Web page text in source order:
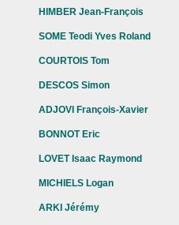
HIMBER Jean-François
SOME Teodi Yves Roland
COURTOIS Tom
DESCOS Simon
ADJOVI François-Xavier
BONNOT Eric
LOVET Isaac Raymond
MICHIELS Logan
ARKI Jérémy